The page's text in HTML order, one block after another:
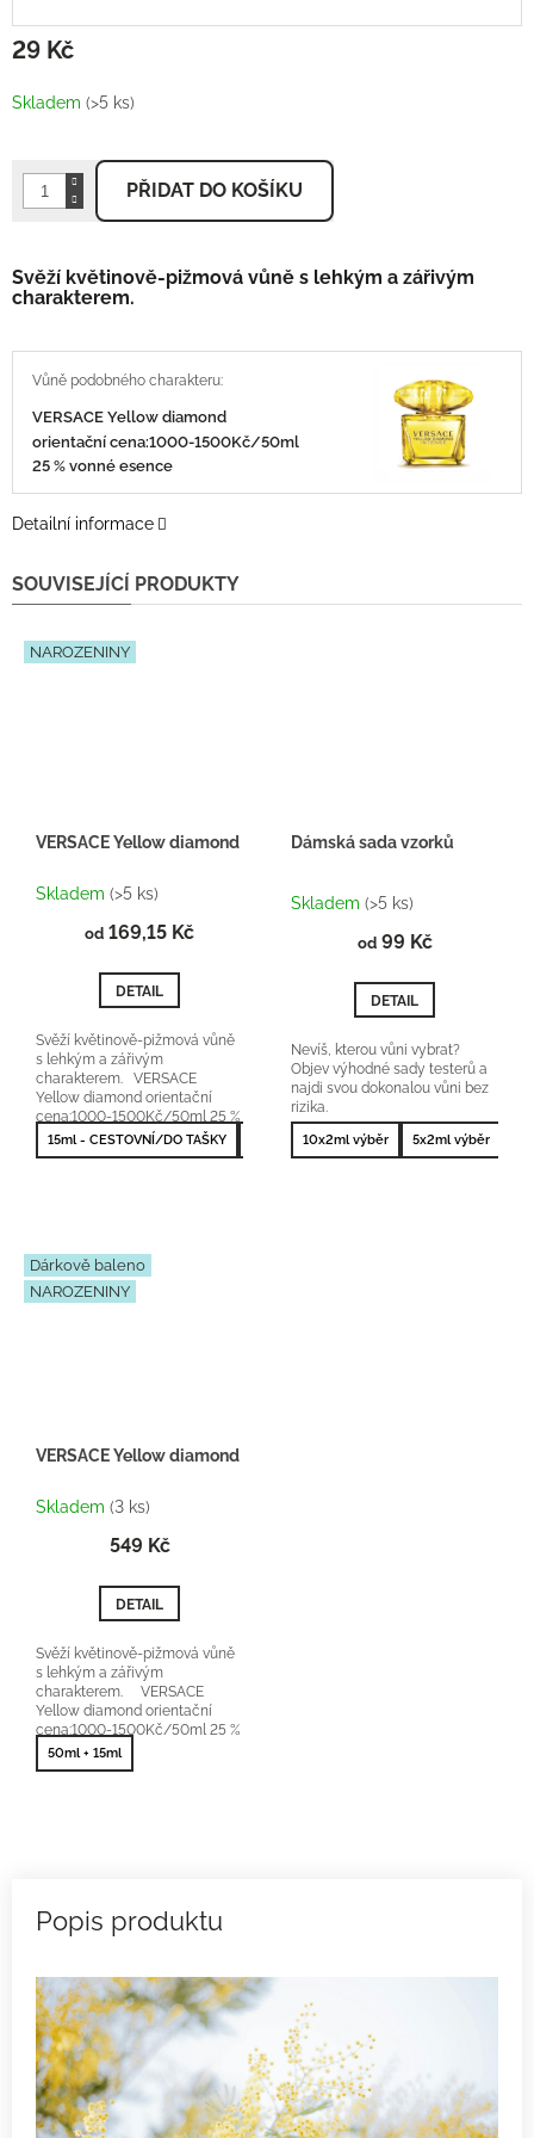
29 KčMěrná
Skladem (>5 ks)
PŘIDAT DO KOŠÍKU
Svěží květinově-pižmová vůně s lehkým a zářivým
charakterem.
VERSACE Yellow diamond
orientační cena:1000-1500Kč/50ml
25 % vonné esence
Detailní informace
SOUVISEJÍCÍ PRODUKTY
NAROZENINY
VERSACE Yellow diamond - inspirace F041
Skladem (>5 ks)
od 169,15 Kč
DETAIL
Svěží květinově-pižmová vůně
s lehkým a zářivým
charakterem. VERSACE
Yellow diamond orientační
cena:1000-1500Kč/50ml 25 %
vonné esence
15ml - CESTOVNÍ/DO TAŠKY 50ml - NEJPRODÁVANĚJŠÍ
Dámská sada vzorků
hodnocení
je
z
5
Skladem (>5 ks)
od99 Kč
DETAIL
Nevíš, kterou vůni vybrat?
Objev výhodné sady testerů a
najdi svou dokonalou vůni bez
rizika.
10x2ml výběr 5x2ml výběr
Dárkově baleno
NAROZENINY
VERSACE Yellow diamond - inspirace F041 - Dárkový balíček
Skladem (3 ks)
549 Kč
DETAIL
Svěží květinově-pižmová vůně
s lehkým a zářivým
charakterem. VERSACE
Yellow diamond orientační
cena:1000-1500Kč/50ml 25 %
vonné esence
50ml + 15ml